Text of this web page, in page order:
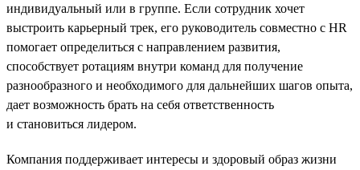
индивидуальный или в группе. Если сотрудник хочет
выстроить карьерный трек, его руководитель совместно с HR
помогает определиться с направлением развития,
способствует ротациям внутри команд для получение
разнообразного и необходимого для дальнейших шагов опыта,
дает возможность брать на себя ответственность
и становиться лидером.
Компания поддерживает интересы и здоровый образ жизни